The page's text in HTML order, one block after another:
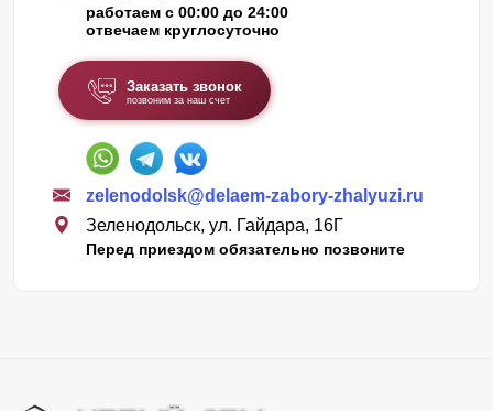
работаем с 00:00 до 24:00
отвечаем круглосуточно
Заказать звонок
позвоним за наш счет
zelenodolsk@delaem-zabory-zhalyuzi.ru
Зеленодольск, ул. Гайдара, 16Г
Перед приездом обязательно позвоните